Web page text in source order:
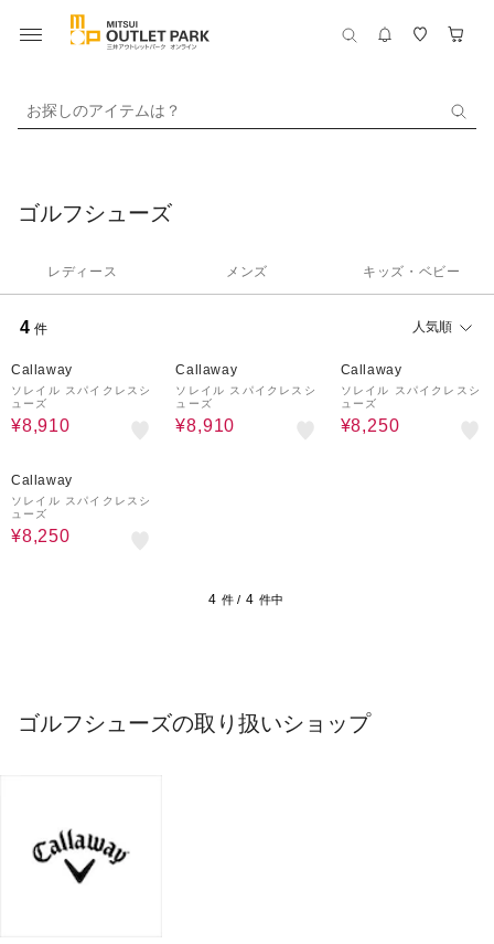
お探しのアイテムは？
ゴルフシューズ
レディース メンズ キッズ・ベビー
4 件 人気順
Callaway
ソレイル スパイクレスシ
ューズ
¥8,910
Callaway
ソレイル スパイクレスシ
ューズ
¥8,910
Callaway
ソレイル スパイクレスシ
ューズ
¥8,250
Callaway
ソレイル スパイクレスシ
ューズ
¥8,250
4 件 / 4 件中
ゴルフシューズの取り扱いショップ